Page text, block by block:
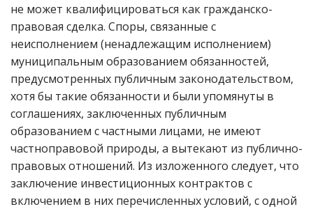
не может квалифицироваться как гражданско-
правовая сделка. Споры, связанные с
неисполнением (ненадлежащим исполнением)
муниципальным образованием обязанностей,
предусмотренных публичным законодательством,
хотя бы такие обязанности и были упомянуты в
соглашениях, заключенных публичным
образованием с частными лицами, не имеют
частноправовой природы, а вытекают из публично-
правовых отношений. Из изложенного следует, что
заключение инвестиционных контрактов с
включением в них перечисленных условий, с одной